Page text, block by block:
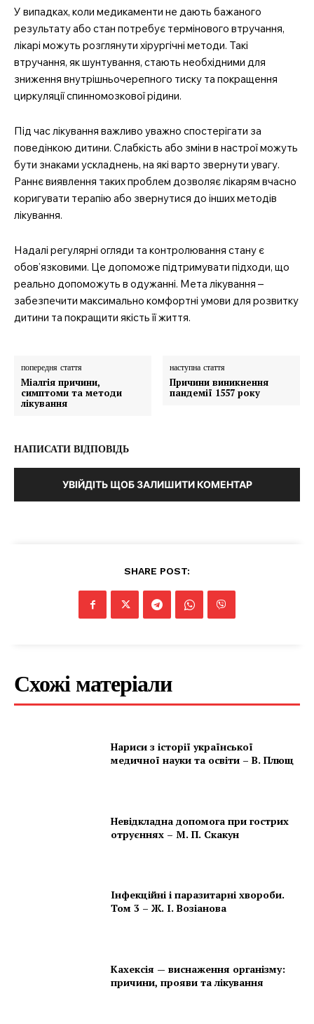
У випадках, коли медикаменти не дають бажаного
результату або стан потребує термінового втручання,
лікарі можуть розглянути хірургічні методи. Такі
втручання, як шунтування, стають необхідними для
зниження внутрішньочерепного тиску та покращення
циркуляції спинномозкової рідини.
Під час лікування важливо уважно спостерігати за
поведінкою дитини. Слабкість або зміни в настрої можуть
бути знаками ускладнень, на які варто звернути увагу.
Раннє виявлення таких проблем дозволяє лікарям вчасно
коригувати терапію або звернутися до інших методів
лікування.
Надалі регулярні огляди та контролювання стану є
обов’язковими. Це допоможе підтримувати підходи, що
реально допоможуть в одужанні. Мета лікування –
забезпечити максимально комфортні умови для розвитку
дитини та покращити якість її життя.
попередня стаття
Міалгія причини,
симптоми та методи
лікування
наступна стаття
Причини виникнення
пандемії 1557 року
НАПИСАТИ ВІДПОВІДЬ
УВІЙДІТЬ ЩОБ ЗАЛИШИТИ КОМЕНТАР
SHARE POST:
Схожі матеріали
Нариси з історії української
медичної науки та освіти – В. Плющ
Невідкладна допомога при гострих
отруєннях – М. П. Скакун
Інфекційні і паразитарні хвороби.
Том 3 – Ж. І. Возіанова
Кахексія — виснаження організму:
причини, прояви та лікування